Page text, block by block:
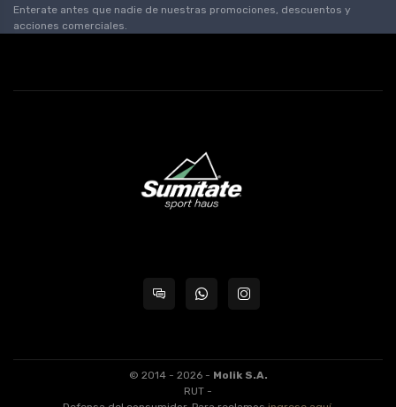
Enterate antes que nadie de nuestras promociones, descuentos y
acciones comerciales.
© 2014 - 2026 - Molik S.A.
RUT -